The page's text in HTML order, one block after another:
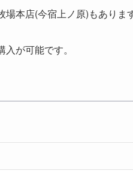
本店(今宿上ノ原)もあります
が可能です。